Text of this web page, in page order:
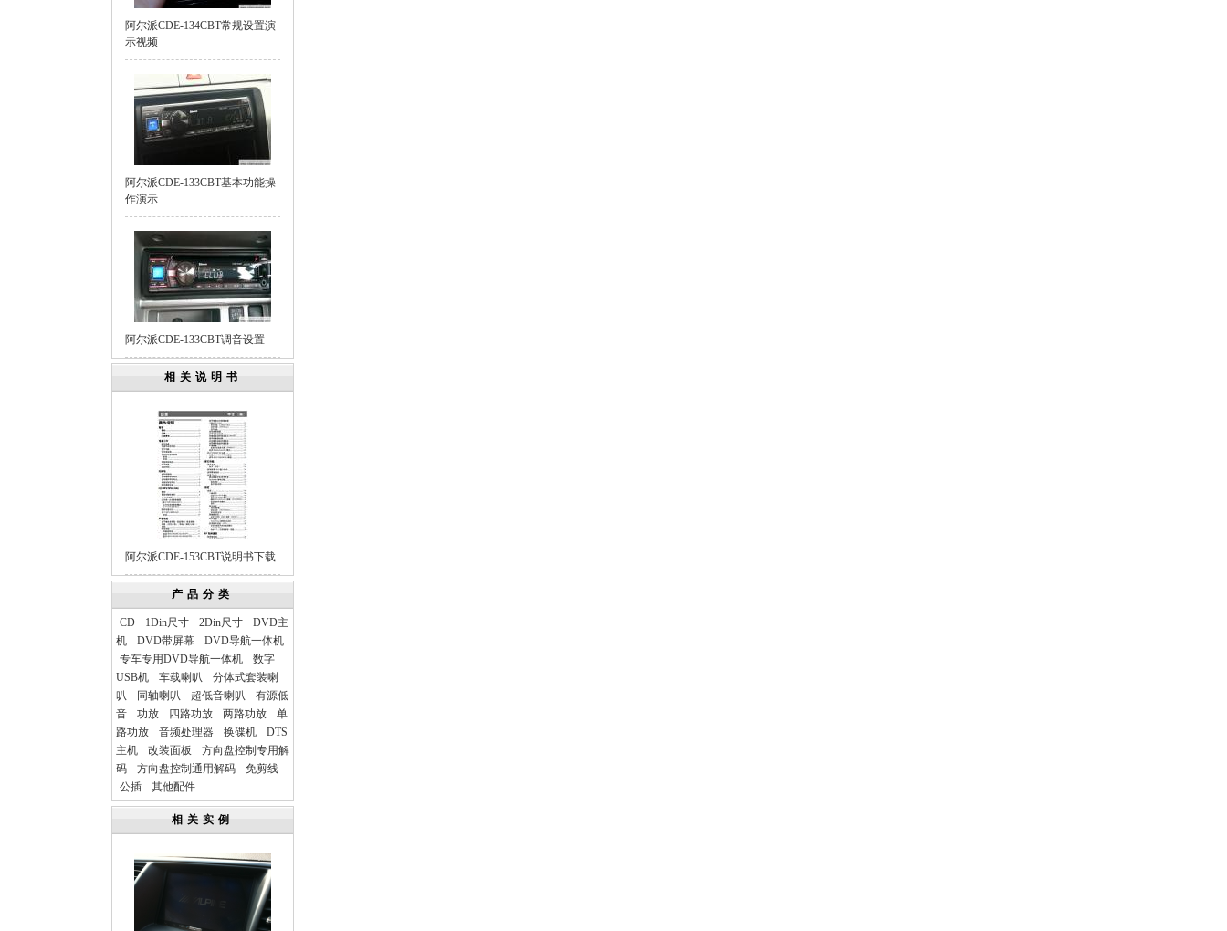
阿尔派CDE-134CBT常规设置演
示视频
阿尔派CDE-133CBT基本功能操
作演示
阿尔派CDE-133CBT调音设置
相关说明书
阿尔派CDE-153CBT说明书下载
产品分类
CD 1Din尺寸 2Din尺寸
DVD主
机
DVD带屏幕
DVD导航一体机
专车专用DVD导航一体机
数字
USB机
车载喇叭
分体式套装喇
叭
同轴喇叭 超低音喇叭
有源低
音
功放 四路功放 两路功放
单
路功放
音频处理器 换碟机
DTS
主机
改装面板
方向盘控制专用解
码
方向盘控制通用解码
免剪线
公插
其他配件
相关实例